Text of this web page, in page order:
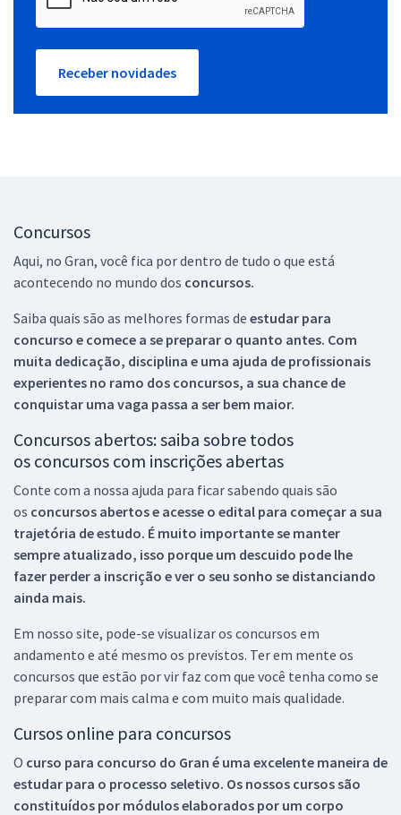
Receber novidades
Concursos
Aqui, no Gran, você fica por dentro de tudo o que está
acontecendo no mundo dos concursos.
Saiba quais são as melhores formas de estudar para
concurso e comece a se preparar o quanto antes. Com
muita dedicação, disciplina e uma ajuda de profissionais
experientes no ramo dos concursos, a sua chance de
conquistar uma vaga passa a ser bem maior.
Concursos abertos: saiba sobre todos
os concursos com inscrições abertas
Conte com a nossa ajuda para ficar sabendo quais são
os concursos abertos e acesse o edital para começar a sua
trajetória de estudo. É muito importante se manter
sempre atualizado, isso porque um descuido pode lhe
fazer perder a inscrição e ver o seu sonho se distanciando
ainda mais.
Em nosso site, pode-se visualizar os concursos em
andamento e até mesmo os previstos. Ter em mente os
concursos que estão por vir faz com que você tenha como se
preparar com mais calma e com muito mais qualidade.
Cursos online para concursos
O curso para concurso do Gran é uma excelente maneira de
estudar para o processo seletivo. Os nossos cursos são
constituídos por módulos elaborados por um corpo